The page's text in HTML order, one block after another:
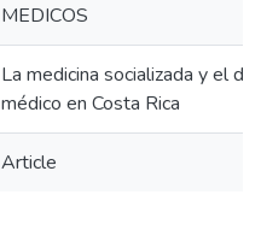
MEDICOS
La medicina socializada y el
médico en Costa Rica
Article